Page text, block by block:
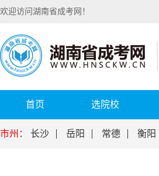
欢迎访问湖南省成考网！
首页 选院校
市州： 长沙 岳阳 常德 衡阳